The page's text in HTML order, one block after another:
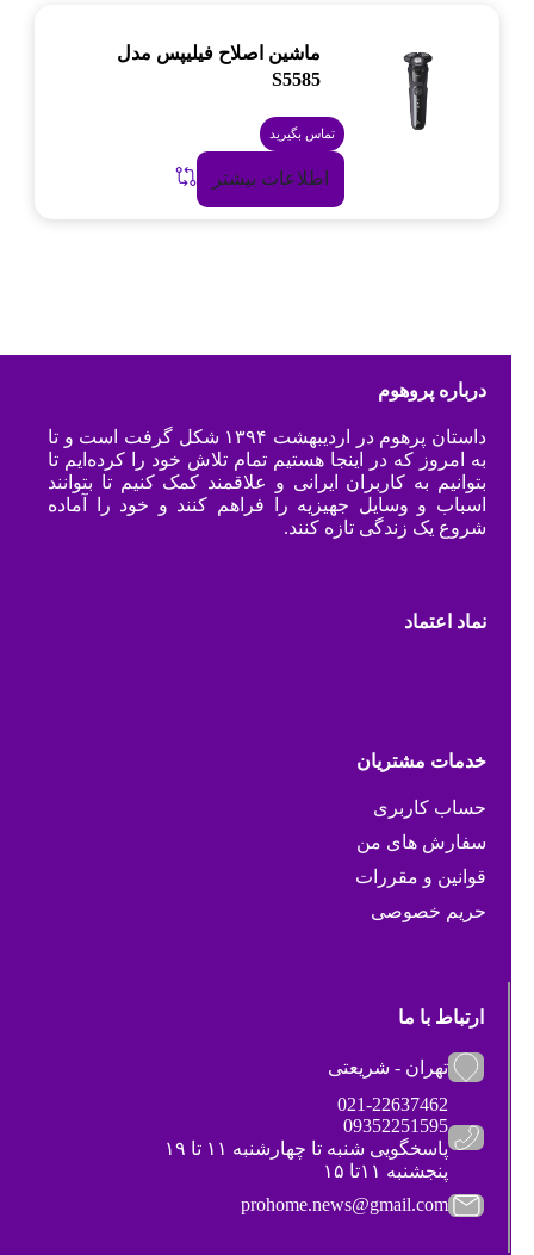
ماشین اصلاح فیلیپس مدل
S5585
تماس بگیرید
اطلاعات بیشتر
درباره پروهوم
داستان پرهوم در اردیبهشت ۱۳۹۴ شکل گرفت است و تا
به امروز که در اینجا هستیم تمام تلاش خود را کرده‌ایم تا
بتوانیم به کاربران ایرانی و علاقمند کمک کنیم تا بتوانند
اسباب و وسایل جهیزیه را فراهم کنند و خود را آماده
شروع یک زندگی تازه کنند.
نماد اعتماد
خدمات مشتریان
حساب کاربری
سفارش های من
قوانین و مقررات
حریم خصوصی
ارتباط با ما
تهران - شریعتی
021-22637462
09352251595
پاسخگویی شنبه تا چهارشنبه ۱۱ تا ۱۹
پنجشنبه ۱۱تا ۱۵
prohome.news@gmail.com